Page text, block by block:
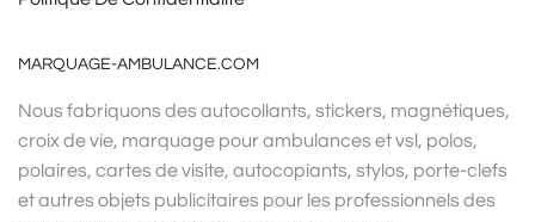
MARQUAGE-AMBULANCE.COM
Nous fabriquons des autocollants, stickers, magnétiques,
croix de vie, marquage pour ambulances et vsl, polos,
polaires, cartes de visite, autocopiants, stylos, porte-clefs
et autres objets publicitaires pour les professionnels des